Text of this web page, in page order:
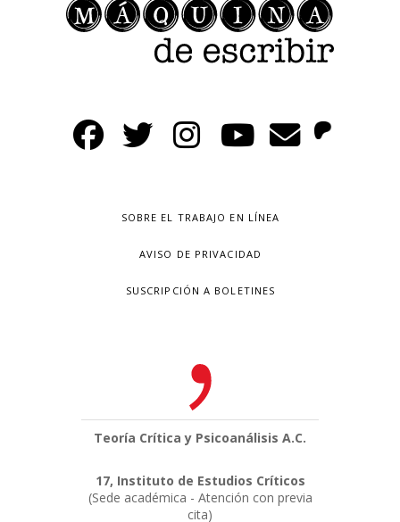
SOBRE EL TRABAJO EN LÍNEA
AVISO DE PRIVACIDAD
SUSCRIPCIÓN A BOLETINES
Teoría Crítica y Psicoanálisis A.C.
17, Instituto de Estudios Críticos
(Sede académica - Atención con previa
cita)